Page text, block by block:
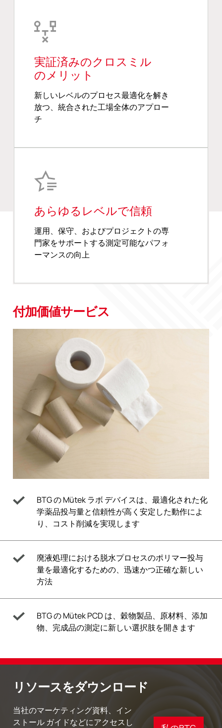
実証済みのクロスミル
のメリット
新しいレベルのプロセス最適化を解き
放つ、統合された工場全体のアプロー
チ
あらゆるレベルで信頼
運用、保守、およびプロジェクトの専
門家をサポートする測定可能なパフォ
ーマンスの向上
付加価値サービス
BTG の Mütek ラボ デバイスは、最適化された化
学薬品投与量と信頼性が高く安定した動作によ
り、コスト削減を実現します
廃液処理における脱水プロセスのポリマー投与
量を最適化するための、迅速かつ正確な新しい
方法
BTG の Mütek PCD は、穀物製品、原材料、添加
物、完成品の測定に新しい選択肢を開きます
リソースをダウンロード
当社のマーケティング資料、イン
ストール ガイドなどにアクセスし